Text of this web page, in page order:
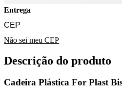
Entrega
Não sei meu CEP
Descrição do produto
Cadeira Plástica For Plast